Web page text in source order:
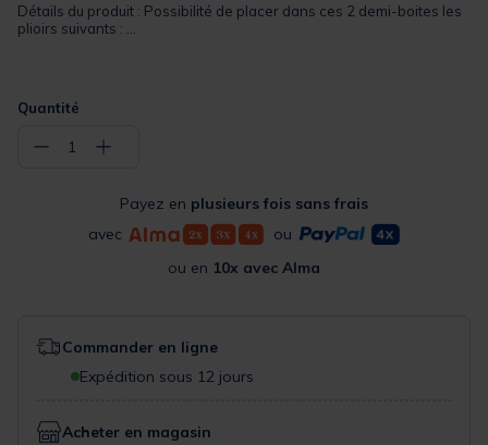
Détails du produit : Possibilité de placer dans ces 2 demi-boites les
plioirs suivants : ...
Quantité
− 1 +
Payez en plusieurs fois sans frais
avec
ou
ou en 10x avec Alma
Commander en ligne
Expédition sous 12 jours
Acheter en magasin